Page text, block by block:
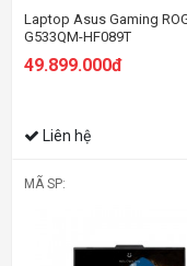
Laptop Asus Gaming
G533QM-HF089T
49.899.000đ
Liên hệ
MÃ SP: